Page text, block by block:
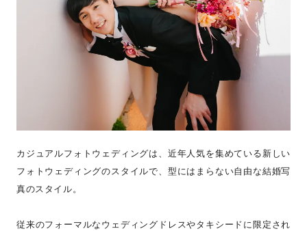
カジュアルフォトウェディングは、近年人気を集めている新しい
フォトウェディングのスタイルで、型にはまらない自由な結婚写
真のスタイル。
従来のフォーマルなウェディングドレスやタキシードに限定され